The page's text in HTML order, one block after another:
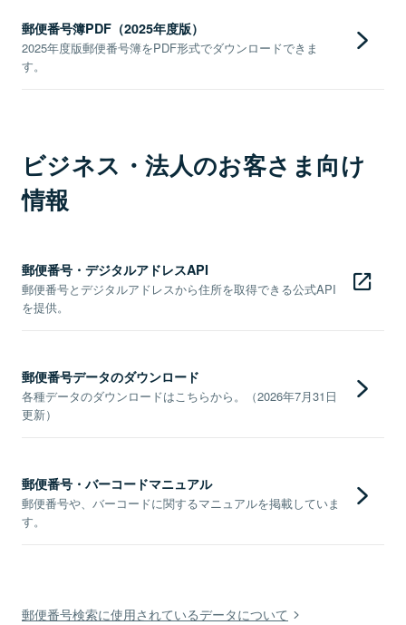
郵便番号簿PDF（2025年度版）
2025年度版郵便番号簿をPDF形式でダウンロードできま
す。
ビジネス・法人のお客さま向け
情報
郵便番号・デジタルアドレスAPI
郵便番号とデジタルアドレスから住所を取得できる公式API
を提供。
郵便番号データのダウンロード
各種データのダウンロードはこちらから。（2026年7月31日
更新）
郵便番号・バーコードマニュアル
郵便番号や、バーコードに関するマニュアルを掲載していま
す。
郵便番号検索に使用されているデータについて